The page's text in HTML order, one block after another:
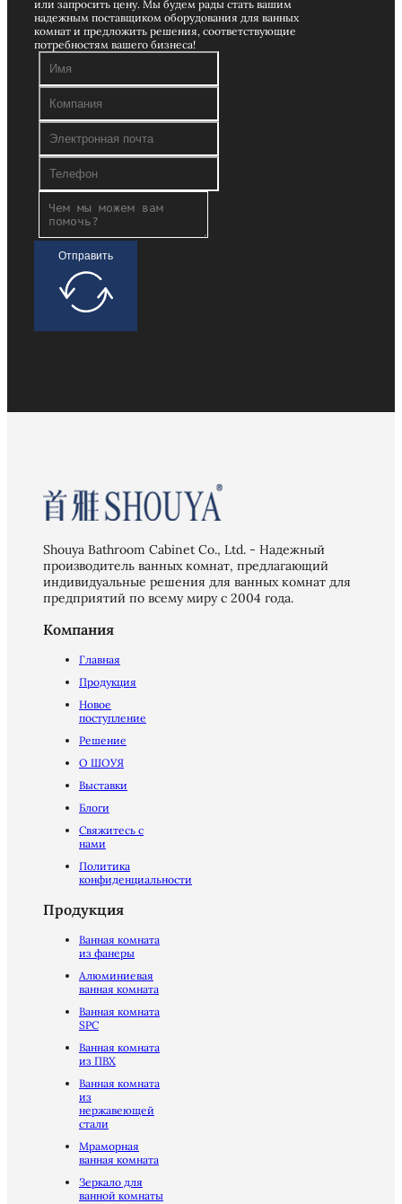
или запросить цену. Мы будем рады стать вашим
надежным поставщиком оборудования для ванных
комнат и предложить решения, соответствующие
потребностям вашего бизнеса!
Отправить
Shouya Bathroom Cabinet Co., Ltd. - Надежный
производитель ванных комнат, предлагающий
индивидуальные решения для ванных комнат для
предприятий по всему миру с 2004 года.
Компания
Главная
Продукция
Новое
поступление
Решение
О ШОУЯ
Выставки
Блоги
Свяжитесь с
нами
Политика
конфиденциальности
Продукция
Ванная комната
из фанеры
Алюминиевая
ванная комната
Ванная комната
SPC
Ванная комната
из ПВХ
Ванная комната
из
нержавеющей
стали
Мраморная
ванная комната
Зеркало для
ванной комнаты